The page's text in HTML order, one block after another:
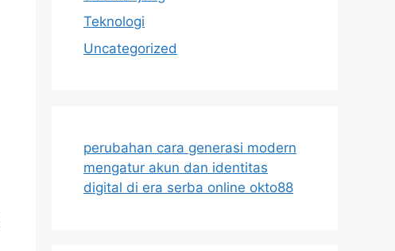
Teknologi
Uncategorized
perubahan cara generasi modern
mengatur akun dan identitas
digital di era serba online okto88